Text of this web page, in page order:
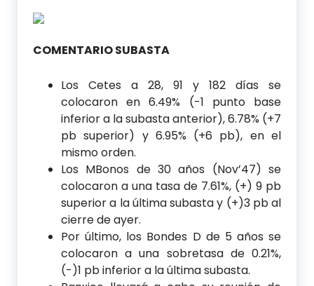
COMENTARIO SUBASTA
Los Cetes a 28, 91 y 182 días se
colocaron en 6.49% (-1 punto base
inferior a la subasta anterior), 6.78% (+7
pb superior) y 6.95% (+6 pb), en el
mismo orden.
Los MBonos de 30 años (Nov’47) se
colocaron a una tasa de 7.61%, (+) 9 pb
superior a la última subasta y (+)3 pb al
cierre de ayer.
Por último, los Bondes D de 5 años se
colocaron a una sobretasa de 0.21%,
(-)1 pb inferior a la última subasta.